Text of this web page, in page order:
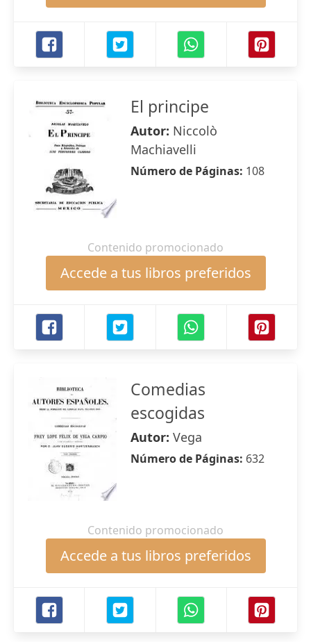
El principe
Autor: Niccolò
Machiavelli
Número de Páginas: 108
Contenido promocionado
Accede a tus libros preferidos
Comedias
escogidas
Autor: Vega
Número de Páginas: 632
Contenido promocionado
Accede a tus libros preferidos